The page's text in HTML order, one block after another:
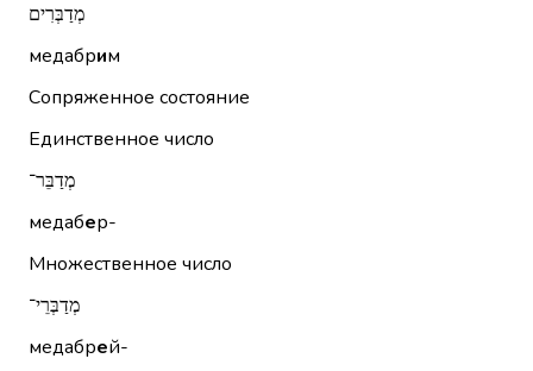
מְדַבְּרִים
медабрим
Сопряженное состояние
Единственное число
מְדַבֵּר־
медабер-
Множественное число
מְדַבְּרֵי־
медабрей-